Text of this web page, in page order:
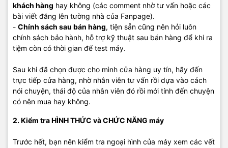
khách hàng hay không (các comment nhờ tư vấn hoặc các
bài viết đăng lên tường nhà của Fanpage).
- Chính sách sau bán hàng, tiện sẵn cũng nên hỏi luôn
chính sách bảo hành, hỗ trợ kỹ thuật sau bán hàng để khi ra
tiệm còn có thời gian để test máy.
Sau khi đã chọn được cho mình cửa hàng uy tín, hãy đến
trực tiếp cửa hàng, nhờ nhân viên tư vấn rồi dựa vào cách
nói chuyện, thái độ của nhân viên đó rồi mới tính đến chuyện
có nên mua hay không.
2. Kiểm tra HÌNH THỨC và CHỨC NĂNG máy
Trước hết, bạn nên kiểm tra ngoại hình của máy xem các vết